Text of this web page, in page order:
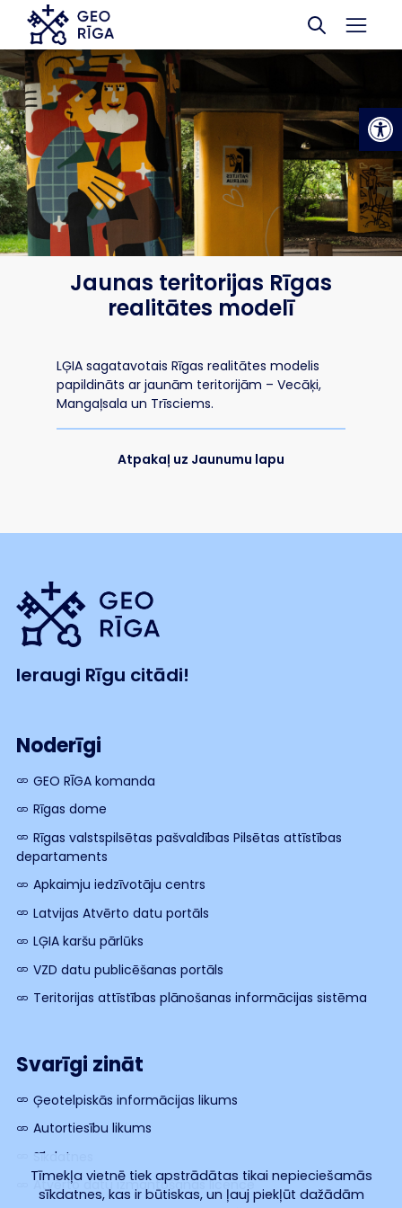
Skip to main content
Jaunas teritorijas Rīgas
realitātes modelī
LĢIA sagatavotais Rīgas realitātes modelis
papildināts ar jaunām teritorijām – Vecāķi,
Mangaļsala un Trīsciems.
Atpakaļ uz Jaunumu lapu
Ieraugi Rīgu citādi!
Noderīgi
GEO RĪGA komanda
Rīgas dome
Rīgas valstspilsētas pašvaldības Pilsētas attīstības
departaments
Apkaimju iedzīvotāju centrs
Latvijas Atvērto datu portāls
LĢIA karšu pārlūks
VZD datu publicēšanas portāls
Teritorijas attīstības plānošanas informācijas sistēma
Svarīgi zināt
Ģeotelpiskās informācijas likums
Autortiesību likums
Sīkdatnes
Atvērto datu izmantošanas licence
Tīmekļa vietnē tiek apstrādātas tikai nepieciešamās
sīkdatnes, kas ir būtiskas, un ļauj piekļūt dažādām